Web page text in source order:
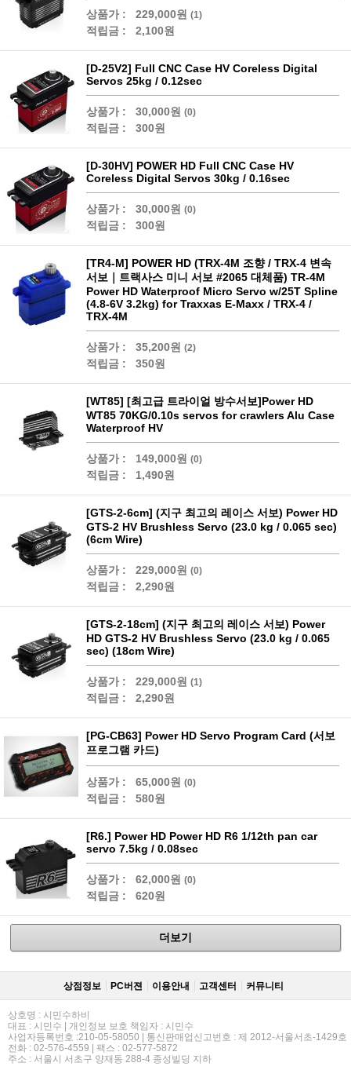
상품가 : 229,000원 (1)
적립금 : 2,100원
[D-25V2] Full CNC Case HV Coreless Digital
Servos 25kg / 0.12sec
상품가 : 30,000원 (0)
적립금 : 300원
[D-30HV] POWER HD Full CNC Case HV
Coreless Digital Servos 30kg / 0.16sec
상품가 : 30,000원 (0)
적립금 : 300원
[TR4-M] POWER HD (TRX-4M 조향 / TRX-4 변속
서보｜트랙사스 미니 서보 #2065 대체품) TR-4M
Power HD Waterproof Micro Servo w/25T Spline
(4.8-6V 3.2kg) for Traxxas E-Maxx / TRX-4 /
TRX-4M
상품가 : 35,200원 (2)
적립금 : 350원
[WT85] [최고급 트라이얼 방수서보]Power HD
WT85 70KG/0.10s servos for crawlers Alu Case
Waterproof HV
상품가 : 149,000원 (0)
적립금 : 1,490원
[GTS-2-6cm] (지구 최고의 레이스 서보) Power HD
GTS-2 HV Brushless Servo (23.0 kg / 0.065 sec)
(6cm Wire)
상품가 : 229,000원 (0)
적립금 : 2,290원
[GTS-2-18cm] (지구 최고의 레이스 서보) Power
HD GTS-2 HV Brushless Servo (23.0 kg / 0.065
sec) (18cm Wire)
상품가 : 229,000원 (1)
적립금 : 2,290원
[PG-CB63] Power HD Servo Program Card (서보
프로그램 카드)
상품가 : 65,000원 (0)
적립금 : 580원
[R6.] Power HD Power HD R6 1/12th pan car
servo 7.5kg / 0.08sec
상품가 : 62,000원 (0)
적립금 : 620원
더보기
상점정보 PC버젼 이용안내 고객센터 커뮤니티
상호명 : 시민수하비
대표 : 시민수 | 개인정보 보호 책임자 : 시민수
사업자등록번호 :210-05-58050 | 통신판매업신고번호 : 제 2012-서울서초-1429호
전화 : 02-576-4559 | 팩스 : 02-577-5872
주소 : 서울시 서초구 양재동 288-4 종성빌딩 지하